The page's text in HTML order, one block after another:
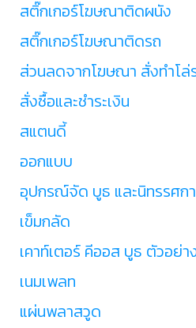
สติ๊กเกอร์โฆษณาติดผนัง
สติ๊กเกอร์โฆษณาติดรถ
ส่วนลดจากโฆษณา สั่งทำโล่
สั่งซื้อและชำระเงิน
สแตนดี้
ออกแบบ
อุปกรณ์จัด บูธ และนิทรรศก
เข็มกลัด
เคาท์เตอร์ คีออส บูธ ตัวอย่า
เนมเพลท
แผ่นพลาสวูด